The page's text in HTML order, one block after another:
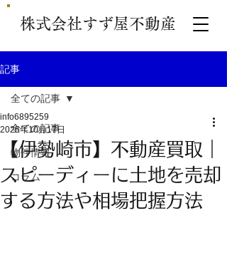
株式会社すず屋不動産
記事
全ての記事
物件情報
コラム
全ての記事
【伊勢崎市】不動産買取｜
スピーディーに土地を売却
する方法や相場把握方法
info6895259
2025年10月17日